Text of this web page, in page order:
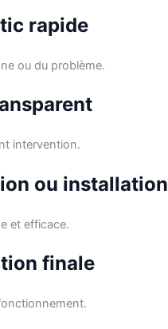
rapide
ou du problème.
intervention.
ou installation
et efficace.
finale